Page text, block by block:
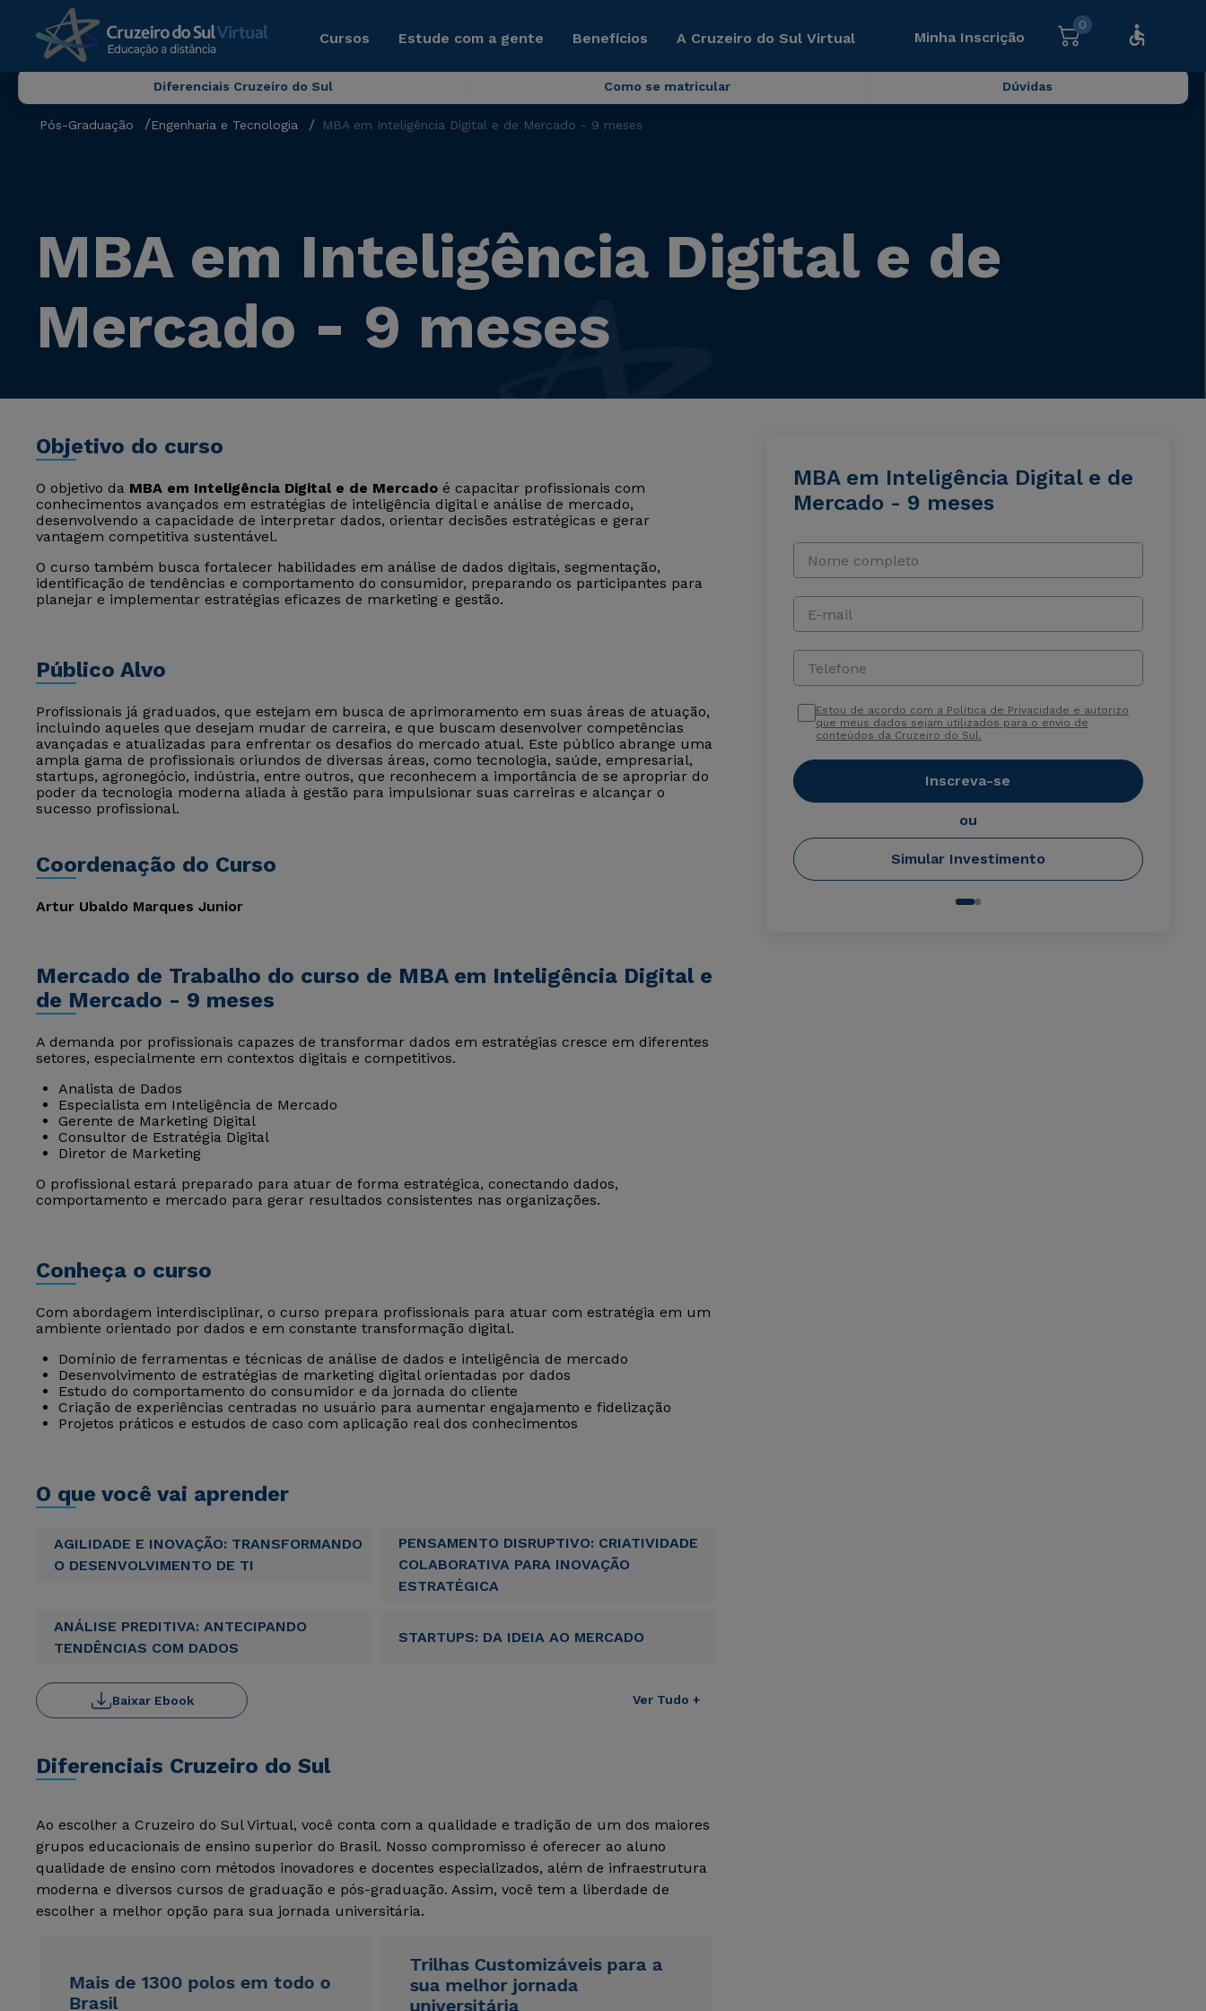
Cursos Estude com a gente Benefícios A Cruzeiro do Sul Virtual Minha Inscrição
0
Diferenciais Cruzeiro do Sul Como se matricular Dúvidas
Pós-Graduação Engenharia e Tecnologia MBA em Inteligência Digital e de Mercado - 9 meses
MBA em Inteligência Digital e de
Mercado - 9 meses
Objetivo do curso
O objetivo da MBA em Inteligência Digital e de Mercado é capacitar profissionais com
conhecimentos avançados em estratégias de inteligência digital e análise de mercado,
desenvolvendo a capacidade de interpretar dados, orientar decisões estratégicas e gerar
vantagem competitiva sustentável.
O curso também busca fortalecer habilidades em análise de dados digitais, segmentação,
identificação de tendências e comportamento do consumidor, preparando os participantes para
planejar e implementar estratégias eficazes de marketing e gestão.
Público Alvo
Profissionais já graduados, que estejam em busca de aprimoramento em suas áreas de atuação,
incluindo aqueles que desejam mudar de carreira, e que buscam desenvolver competências
avançadas e atualizadas para enfrentar os desafios do mercado atual. Este público abrange uma
ampla gama de profissionais oriundos de diversas áreas, como tecnologia, saúde, empresarial,
startups, agronegócio, indústria, entre outros, que reconhecem a importância de se apropriar do
poder da tecnologia moderna aliada à gestão para impulsionar suas carreiras e alcançar o
sucesso profissional.
Coordenação do Curso
Artur Ubaldo Marques Junior
Mercado de Trabalho do curso de MBA em Inteligência Digital e
de Mercado - 9 meses
A demanda por profissionais capazes de transformar dados em estratégias cresce em diferentes
setores, especialmente em contextos digitais e competitivos.
Analista de Dados
Especialista em Inteligência de Mercado
Gerente de Marketing Digital
Consultor de Estratégia Digital
Diretor de Marketing
O profissional estará preparado para atuar de forma estratégica, conectando dados,
comportamento e mercado para gerar resultados consistentes nas organizações.
Conheça o curso
Com abordagem interdisciplinar, o curso prepara profissionais para atuar com estratégia em um
ambiente orientado por dados e em constante transformação digital.
Domínio de ferramentas e técnicas de análise de dados e inteligência de mercado
Desenvolvimento de estratégias de marketing digital orientadas por dados
Estudo do comportamento do consumidor e da jornada do cliente
Criação de experiências centradas no usuário para aumentar engajamento e fidelização
Projetos práticos e estudos de caso com aplicação real dos conhecimentos
O que você vai aprender
AGILIDADE E INOVAÇÃO: TRANSFORMANDO
O DESENVOLVIMENTO DE TI
PENSAMENTO DISRUPTIVO: CRIATIVIDADE
COLABORATIVA PARA INOVAÇÃO
ESTRATÉGICA
ANÁLISE PREDITIVA: ANTECIPANDO
TENDÊNCIAS COM DADOS
STARTUPS: DA IDEIA AO MERCADO
Ver Tudo +
Baixar Ebook
Diferenciais Cruzeiro do Sul
Ao escolher a Cruzeiro do Sul Virtual, você conta com a qualidade e tradição de um dos maiores
grupos educacionais de ensino superior do Brasil. Nosso compromisso é oferecer ao aluno
qualidade de ensino com métodos inovadores e docentes especializados, além de infraestrutura
moderna e diversos cursos de graduação e pós-graduação. Assim, você tem a liberdade de
escolher a melhor opção para sua jornada universitária.
Mais de 1300 polos em todo o
Brasil
Trilhas Customizáveis para a
sua melhor jornada
universitária
MBA em Inteligência Digital e de
Mercado - 9 meses
Nome completo
E-mail
Telefone
Estou de acordo com a Política de Privacidade e autorizo
que meus dados sejam utilizados para o envio de
conteúdos da Cruzeiro do Sul.
Inscreva-se
ou
Simular Investimento
Rápido e fácil
WhatsApp
Rápido e fácil
WhatsApp